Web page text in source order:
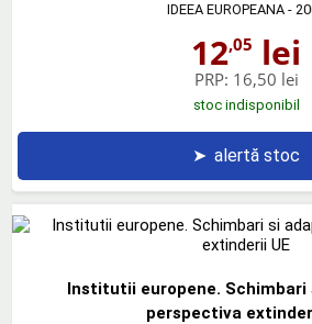
IDEEA EUROPEANA-
12,05 lei
PRP: 16,50 lei
stoc indisponibil
➤ alertă stoc
Institutii europene. Schimbari
perspectiva